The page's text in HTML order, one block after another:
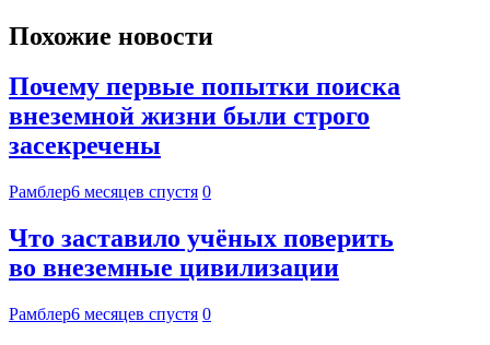
Похожие новости
Почему первые попытки поиска
внеземной жизни были строго
засекречены
Рамблер6 месяцев спустя 0
Что заставило учёных поверить
во внеземные цивилизации
Рамблер6 месяцев спустя 0